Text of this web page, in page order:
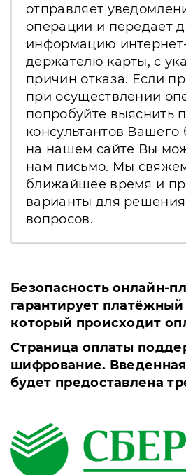
отправляет
операции и передает
информацию
держателю карты, с
причин отказа. Если
при осуществлении
попробуйте выяснить
консультантов Вашего
на нашем сайте Вы
нам письмо. Мы
ближайшее время и
варианты для
вопросов.
Безопасность онлайн-
гарантирует
который происходит
Страница оплаты
шифрование.
будет предоставлена